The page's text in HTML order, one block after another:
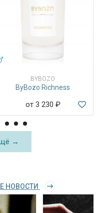
УНИСЕКС
BYBOZO
ByBozo Richness
от 3 230 ₽
→
НОВОСТИ